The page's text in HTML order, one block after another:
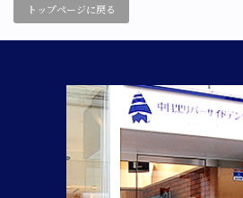
トップページに戻る